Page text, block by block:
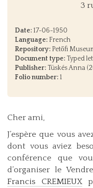
3
Date:17-06-1950
Language: French
Repository: Petőfi
Document type: Typed
Publisher: Tüskés Anna
Folio number:1
Cher ami,
J’espère que vous
dont vous aviez
conférence que
d’organiser le
Francis CREMIEUX